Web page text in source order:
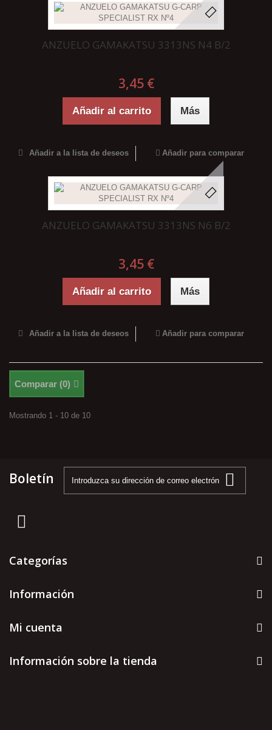
ANZUELO GAMAKATSU 3313NS N4 B/2
3,45 €
Añadir al carrito Más
Añadir a la lista de deseos Añadir para comparar
ANZUELO GAMAKATSU 3313NS N6 B/2
3,45 €
Añadir al carrito Más
Añadir a la lista de deseos Añadir para comparar
Comparar (0)
Mostrando 1 - 10 de 10
Boletín
Categorías
Información
Mi cuenta
Información sobre la tienda